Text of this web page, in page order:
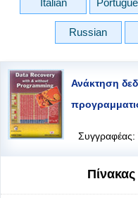
Italian
Russian
Ανάκτηση
Συγγραφέας: